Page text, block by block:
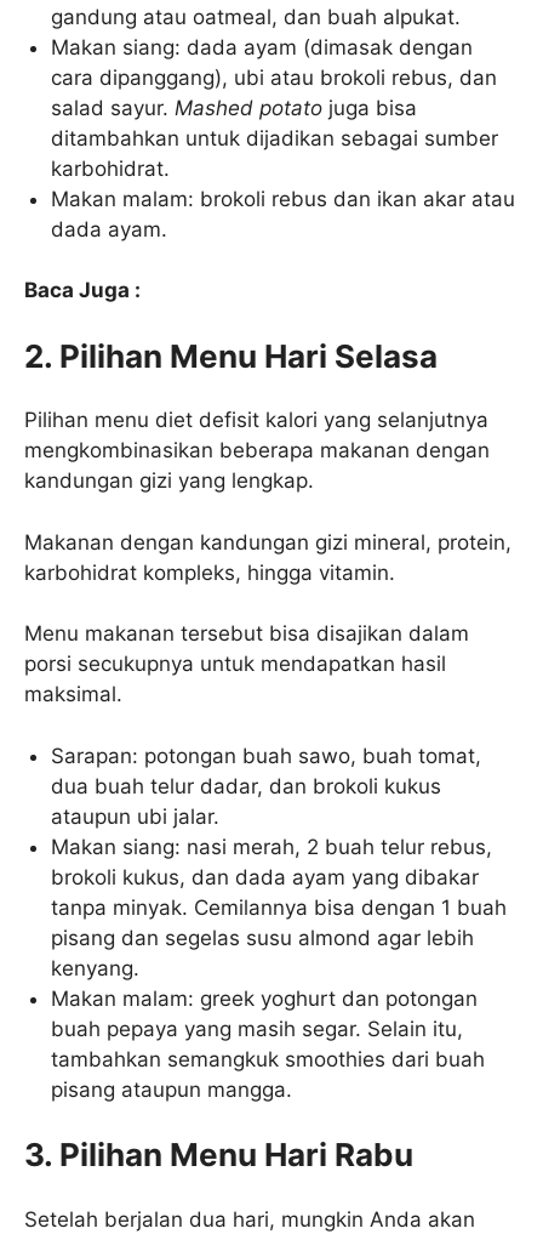
gandung atau oatmeal, dan buah alpukat.
Makan siang: dada ayam (dimasak dengan
cara dipanggang), ubi atau brokoli rebus, dan
salad sayur. Mashed potato juga bisa
ditambahkan untuk dijadikan sebagai sumber
karbohidrat.
Makan malam: brokoli rebus dan ikan akar atau
dada ayam.
Baca Juga :
2. Pilihan Menu Hari Selasa
Pilihan menu diet defisit kalori yang selanjutnya
mengkombinasikan beberapa makanan dengan
kandungan gizi yang lengkap.
Makanan dengan kandungan gizi mineral, protein,
karbohidrat kompleks, hingga vitamin.
Menu makanan tersebut bisa disajikan dalam
porsi secukupnya untuk mendapatkan hasil
maksimal.
Sarapan: potongan buah sawo, buah tomat,
dua buah telur dadar, dan brokoli kukus
ataupun ubi jalar.
Makan siang: nasi merah, 2 buah telur rebus,
brokoli kukus, dan dada ayam yang dibakar
tanpa minyak. Cemilannya bisa dengan 1 buah
pisang dan segelas susu almond agar lebih
kenyang.
Makan malam: greek yoghurt dan potongan
buah pepaya yang masih segar. Selain itu,
tambahkan semangkuk smoothies dari buah
pisang ataupun mangga.
3. Pilihan Menu Hari Rabu
Setelah berjalan dua hari, mungkin Anda akan